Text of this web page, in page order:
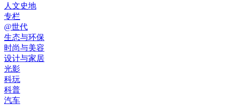
人文史地
专栏
@世代
生态与环保
时尚与美容
设计与家居
光影
科玩
科普
汽车